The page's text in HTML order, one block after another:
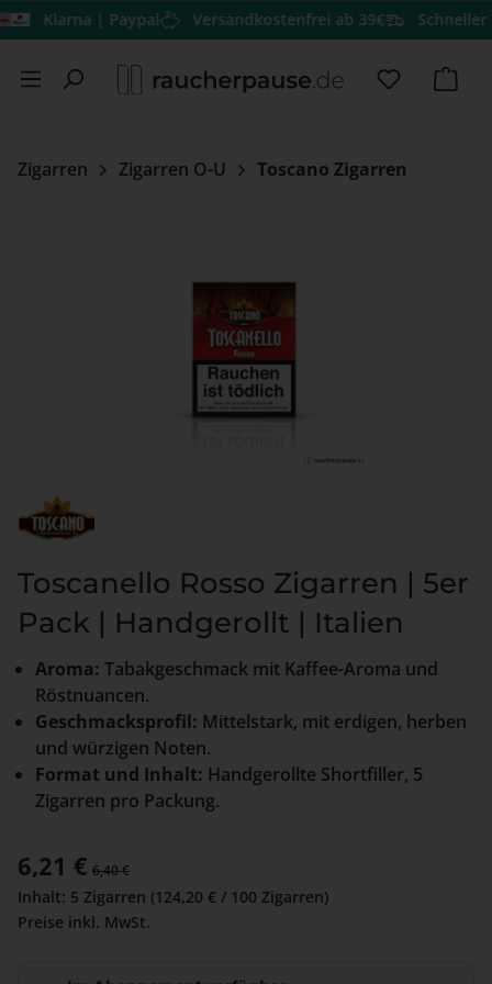
Zum Hauptinhalt springen
Klarna | Paypal Versandkostenfrei ab 39€ Schneller
Du hast
Zigarren Zigarren O-U Toscano Zigarren
Toscanello Rosso Zigarren | 5er
Pack | Handgerollt | Italien
Aroma: Tabakgeschmack mit Kaffee-Aroma und
Röstnuancen.
Geschmacksprofil: Mittelstark, mit erdigen, herben
und würzigen Noten.
Format und Inhalt: Handgerollte Shortfiller, 5
Zigarren pro Packung.
Verkaufspreis:
6,21 € Regulärer Preis:
6,40 €
Inhalt: 5 Zigarren (124,20 € / 100 Zigarren)
Preise inkl. MwSt.